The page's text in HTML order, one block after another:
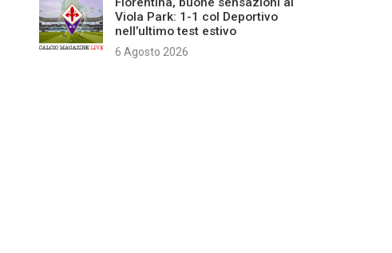
Viola Park: 1-1 col Deportivo
nell’ultimo test estivo
6 Agosto 2026